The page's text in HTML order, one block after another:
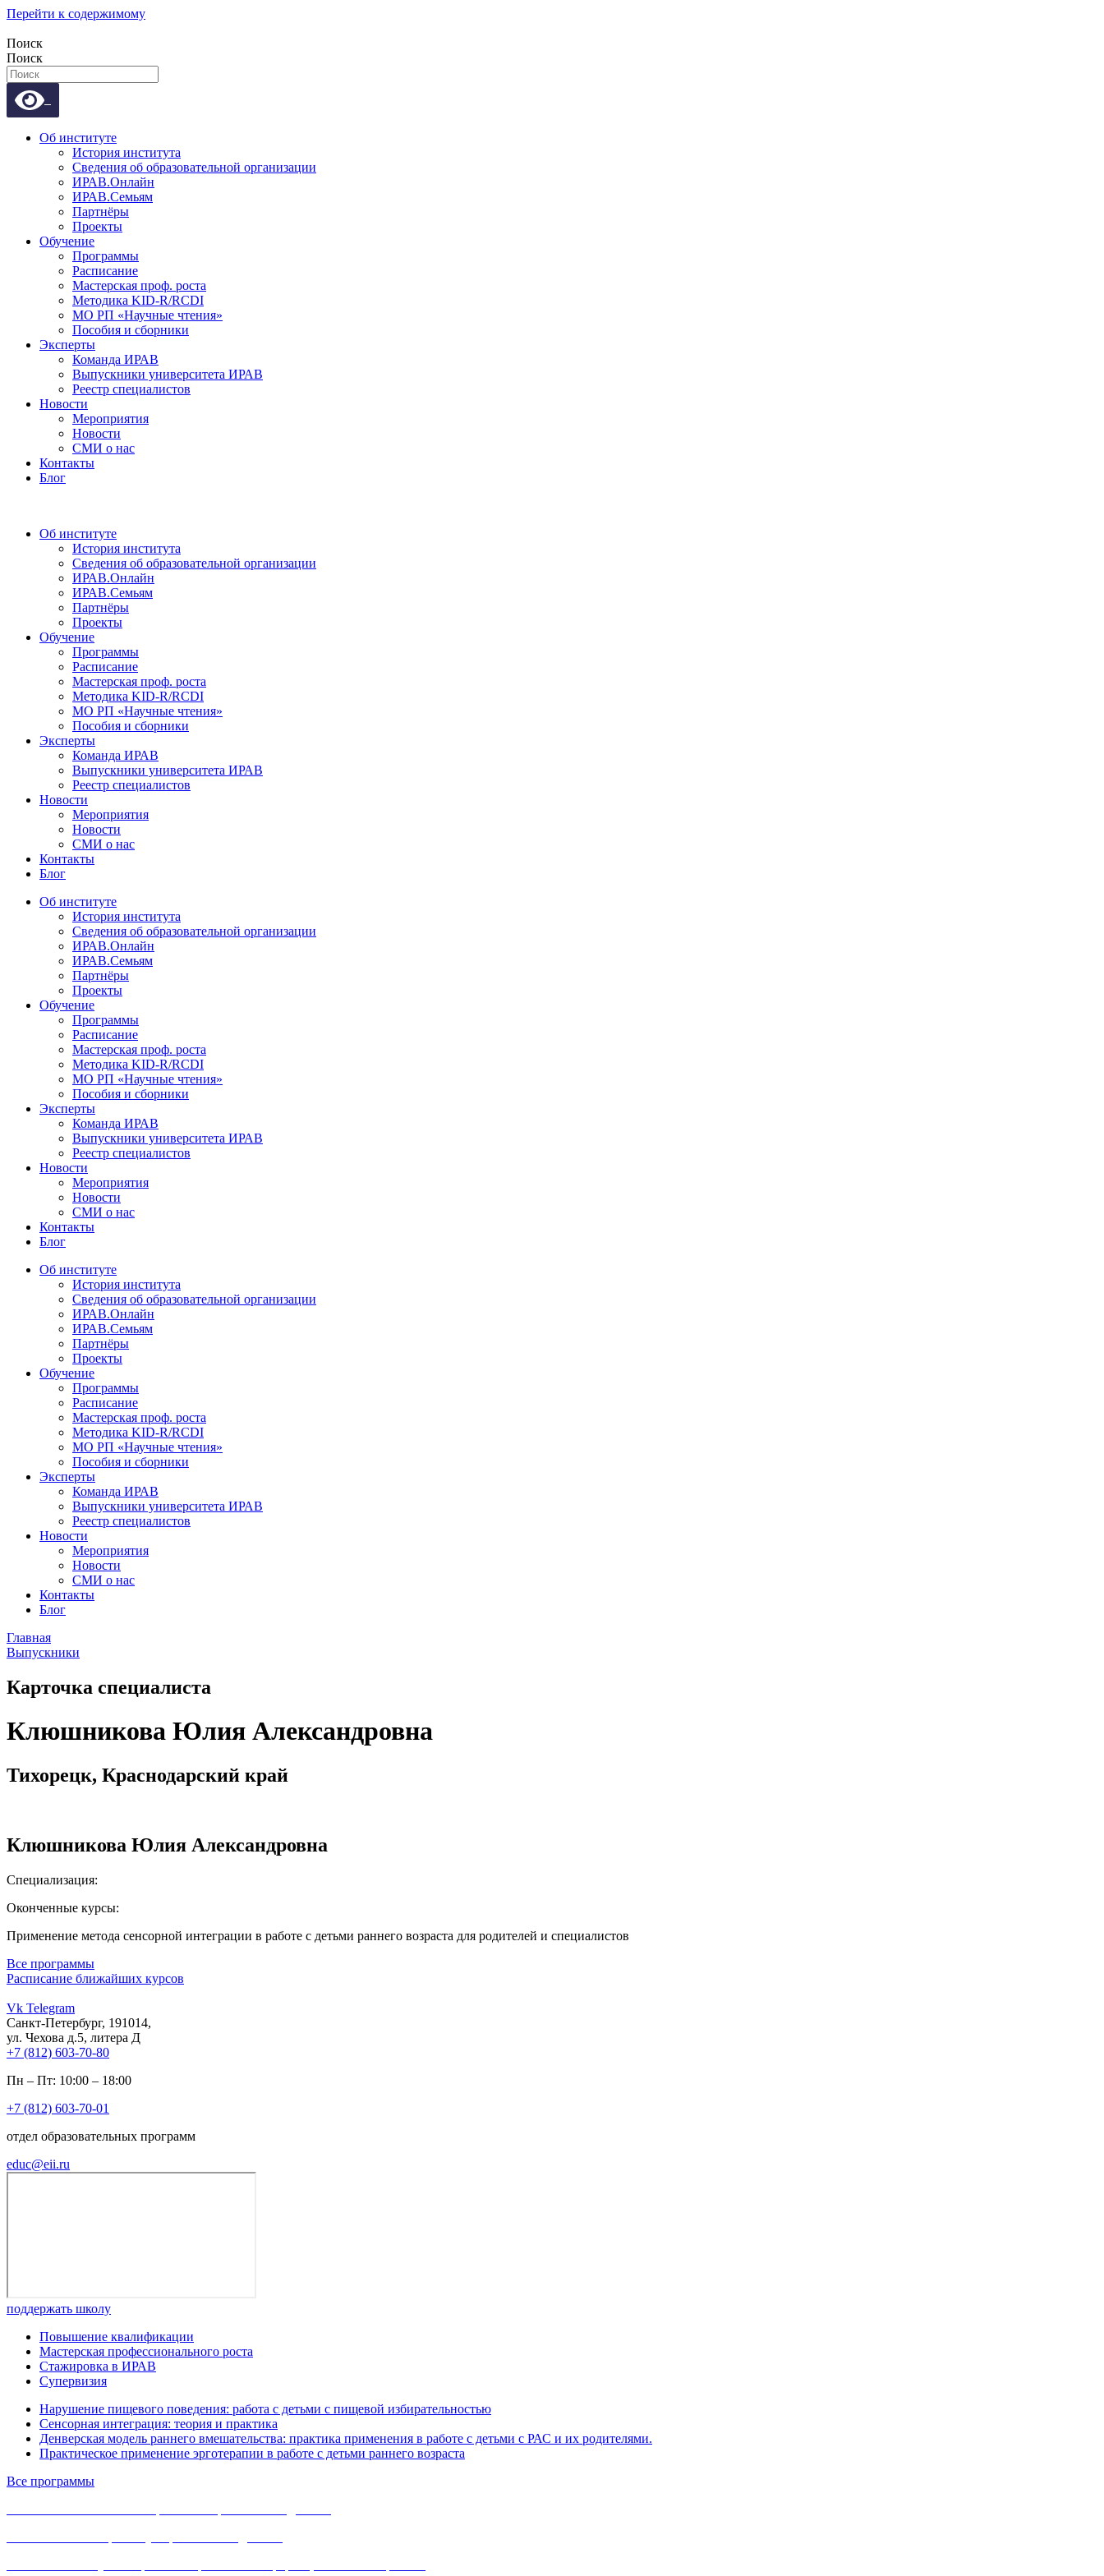
Перейти к содержимому
Поиск
Поиск
Об институте
История института
Сведения об образовательной организации
ИРАВ.Онлайн
ИРАВ.Семьям
Партнёры
Проекты
Обучение
Программы
Расписание
Мастерская проф. роста
Методика KID-R/RCDI
МО РП «Научные чтения»
Пособия и сборники
Эксперты
Команда ИРАВ
Выпускники университета ИРАВ
Реестр специалистов
Новости
Мероприятия
Новости
СМИ о нас
Контакты
Блог
Об институте
История института
Сведения об образовательной организации
ИРАВ.Онлайн
ИРАВ.Семьям
Партнёры
Проекты
Обучение
Программы
Расписание
Мастерская проф. роста
Методика KID-R/RCDI
МО РП «Научные чтения»
Пособия и сборники
Эксперты
Команда ИРАВ
Выпускники университета ИРАВ
Реестр специалистов
Новости
Мероприятия
Новости
СМИ о нас
Контакты
Блог
Об институте
История института
Сведения об образовательной организации
ИРАВ.Онлайн
ИРАВ.Семьям
Партнёры
Проекты
Обучение
Программы
Расписание
Мастерская проф. роста
Методика KID-R/RCDI
МО РП «Научные чтения»
Пособия и сборники
Эксперты
Команда ИРАВ
Выпускники университета ИРАВ
Реестр специалистов
Новости
Мероприятия
Новости
СМИ о нас
Контакты
Блог
Об институте
История института
Сведения об образовательной организации
ИРАВ.Онлайн
ИРАВ.Семьям
Партнёры
Проекты
Обучение
Программы
Расписание
Мастерская проф. роста
Методика KID-R/RCDI
МО РП «Научные чтения»
Пособия и сборники
Эксперты
Команда ИРАВ
Выпускники университета ИРАВ
Реестр специалистов
Новости
Мероприятия
Новости
СМИ о нас
Контакты
Блог
Главная
Выпускники
Карточка специалиста
Клюшникова Юлия Александровна
Тихорецк, Краснодарский край
Клюшникова Юлия Александровна
Специализация:
Оконченные курсы:
Применение метода сенсорной интеграции в работе с детьми раннего возраста для родителей и специалистов
Все программы
Расписание ближайших курсов
Vk Telegram
Санкт-Петербург, 191014,
ул. Чехова д.5, литера Д
+7 (812) 603-70-80
Пн – Пт: 10:00 – 18:00
+7 (812) 603-70-01
отдел образовательных программ
educ@eii.ru
поддержать школу
Повышение квалификации
Мастерская профессионального роста
Стажировка в ИРАВ
Супервизия
Нарушение пищевого поведения: работа с детьми с пищевой избирательностью
Сенсорная интеграция: теория и практика
Денверская модель раннего вмешательства: практика применения в работе с детьми с РАС и их родителями.
Практическое применение эрготерапии в работе с детьми раннего возраста
Все программы